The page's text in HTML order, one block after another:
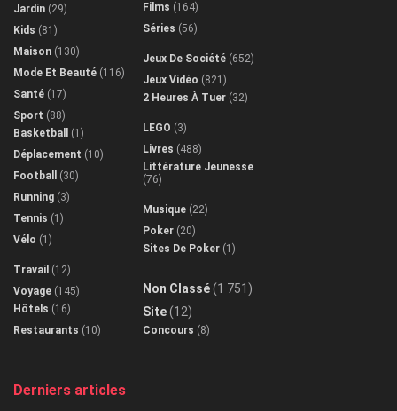
Jardin (29)
Kids (81)
Maison (130)
Mode Et Beauté (116)
Santé (17)
Sport (88)
Basketball
(1)
Déplacement (10)
Football
(30)
Running (3)
Tennis (1)
Vélo (1)
Travail (12)
Voyage (145)
Hôtels (16)
Restaurants (10)
Films (164)
Séries (56)
Jeux De Société (652)
Jeux Vidéo (821)
2 Heures À Tuer (32)
LEGO (3)
Livres (488)
Littérature Jeunesse
(76)
Musique (22)
Poker (20)
Sites De Poker (1)
Non Classé(1 751)
Site(12)
Concours (8)
Derniers articles